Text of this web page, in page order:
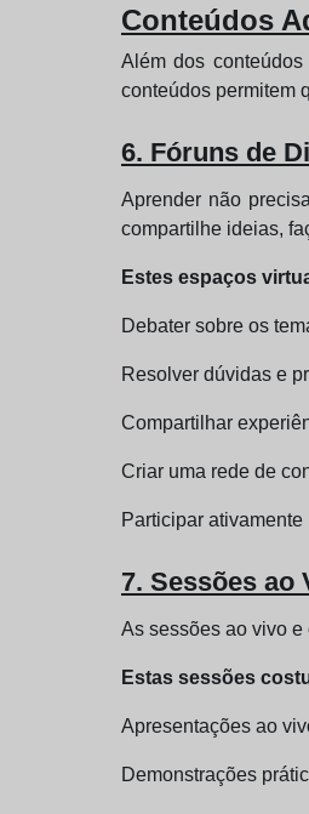
Conteúdos
Além dos
conteúdos permitem
6. Fóruns de
Aprender não
compartilhe ideias,
Estes espaços
Debater sobre os
Resolver dúvidas e
Compartilhar
Criar uma rede de
Participar
7. Sessões ao
As sessões ao vivo
Estas sessões
Apresentações ao
Demonstrações